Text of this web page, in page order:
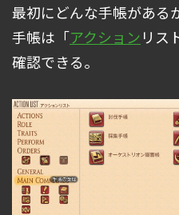
最初にどんな手帳がある
手帳は「アクションリス
確認できる。